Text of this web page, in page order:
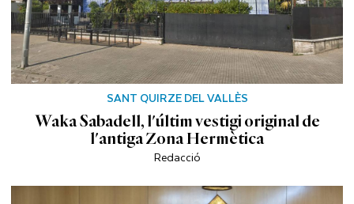
SANT QUIRZE DEL VALLÈS
Waka Sabadell, l'últim vestigi original de
l'antiga Zona Hermètica
Redacció